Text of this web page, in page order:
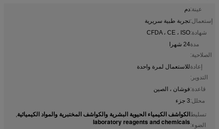
عينة:دم
إستعمال:تجربة طبية سريرية
شهادة:CFDA ، CE ، ISO
مدة
الصلاحية:
24 شهرا
إعادة
التدوير:
للاستعمال لمرة واحدة
قاعدة:فوشان ، الصين
محلل:3 جزء
تسليط
الضوء:
الكواشف الكيمياء الحيوية البشرية والكواشف المختبرية والمواد الكيميائية,
laboratory reagents and chemicals